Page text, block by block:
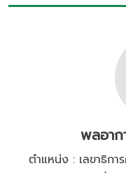
พลอา
ตำแหน่ง : เลขาธิกา